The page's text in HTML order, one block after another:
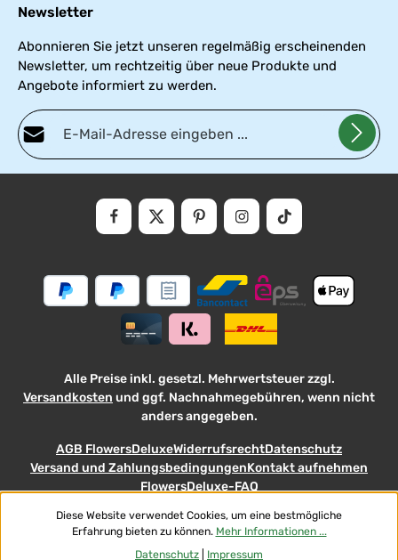
Newsletter
Abonnieren Sie jetzt unseren regelmäßig erscheinenden
Newsletter, um rechtzeitig über neue Produkte und
Angebote informiert zu werden.
E-Mail-Adresse*
Datenschutz
Datenschutzbestimmungen
zur Kenntnis genommen und die
gelesen und bin mit ihnen einverstanden.
Alle Preise inkl. gesetzl. Mehrwertsteuer zzgl.
Versandkosten und ggf. Nachnahmegebühren, wenn nicht
anders angegeben.
© 2026 Flowers-Deluxe - with
AGB FlowersDeluxeWiderrufsrechtDatenschutz
Versand und ZahlungsbedingungenKontakt aufnehmen
FlowersDeluxe-FAQ
Diese Website verwendet Cookies, um eine bestmögliche
Erfahrung bieten zu können. Mehr Informationen ...
Datenschutz
Impressum